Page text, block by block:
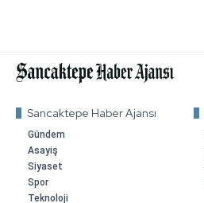
Sancaktepe Haber Ajansı
Gündem
Asayiş
Siyaset
Spor
Teknoloji